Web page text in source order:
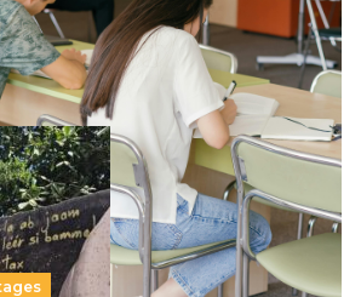
lumière l’amplification d’un système
au superfétatoire, voire à…